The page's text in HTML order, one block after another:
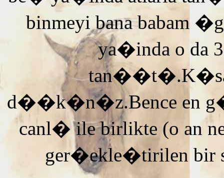
binmeyi bana babam
ya�inda o da
d��k�n�z.Bence en
canl� ile birlikte (o an
ger�ekle�tirilen bir